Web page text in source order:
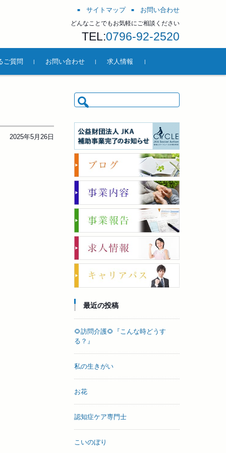
サイトマップ お問い合わせ
どんなことでもお気軽にご相談ください
TEL:0796-92-2520
ご質問 お問い合わせ 求人情報
2025年5月26日
検索:
最近の投稿
🌻訪問介護🌻『こんな時どうす
る？』
私の生きがい
お花
認知症ケア専門士
こいのぼり